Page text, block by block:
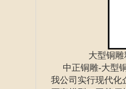
大型铜
中正铜雕-大型
我公司实行现代化